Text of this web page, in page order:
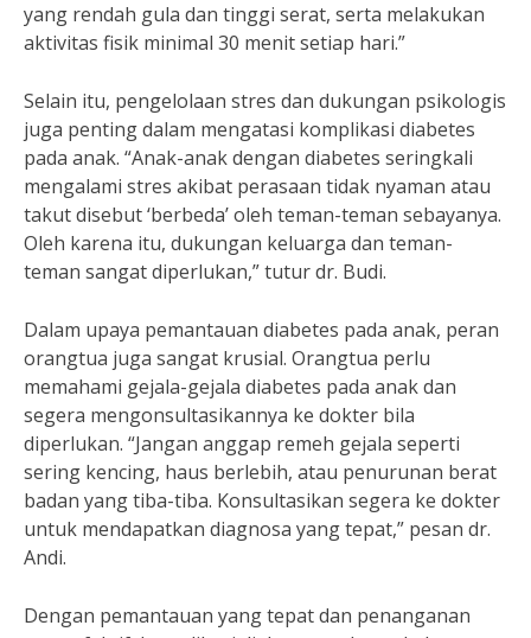
yang rendah gula dan tinggi serat, serta melakukan
aktivitas fisik minimal 30 menit setiap hari.”
Selain itu, pengelolaan stres dan dukungan psikologis
juga penting dalam mengatasi komplikasi diabetes
pada anak. “Anak-anak dengan diabetes seringkali
mengalami stres akibat perasaan tidak nyaman atau
takut disebut ‘berbeda’ oleh teman-teman sebayanya.
Oleh karena itu, dukungan keluarga dan teman-
teman sangat diperlukan,” tutur dr. Budi.
Dalam upaya pemantauan diabetes pada anak, peran
orangtua juga sangat krusial. Orangtua perlu
memahami gejala-gejala diabetes pada anak dan
segera mengonsultasikannya ke dokter bila
diperlukan. “Jangan anggap remeh gejala seperti
sering kencing, haus berlebih, atau penurunan berat
badan yang tiba-tiba. Konsultasikan segera ke dokter
untuk mendapatkan diagnosa yang tepat,” pesan dr.
Andi.
Dengan pemantauan yang tepat dan penanganan